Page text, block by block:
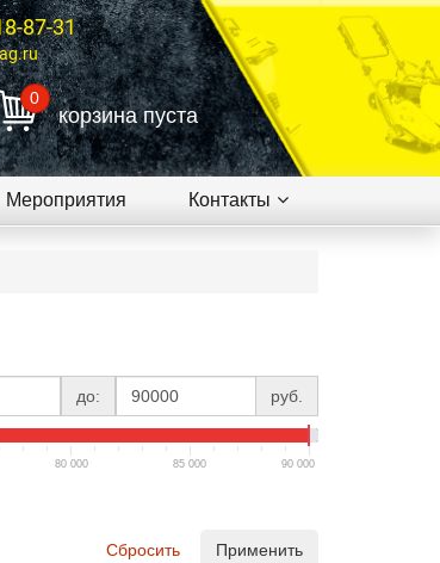
87-31
0
корзина пуста
Мероприятия Контакты
до: руб.
80 000 85 000 90 000
Сбросить Применить